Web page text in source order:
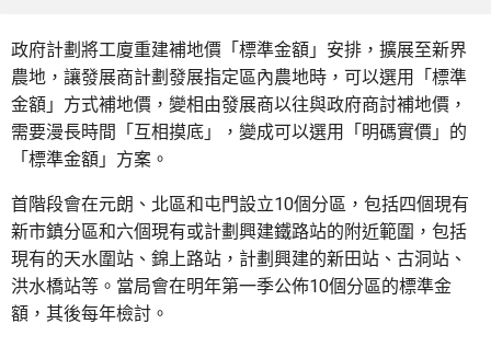
政府計劃將工廈重建補地價「標準金額」安排，擴展至新界
農地，讓發展商計劃發展指定區內農地時，可以選用「標準
金額」方式補地價，變相由發展商以往與政府商討補地價，
需要漫長時間「互相摸底」，變成可以選用「明碼實價」的
「標準金額」方案。
首階段會在元朗、北區和屯門設立10個分區，包括四個現有
新市鎮分區和六個現有或計劃興建鐵路站的附近範圍，包括
現有的天水圍站、錦上路站，計劃興建的新田站、古洞站、
洪水橋站等。當局會在明年第一季公佈10個分區的標準金
額，其後每年檢討。